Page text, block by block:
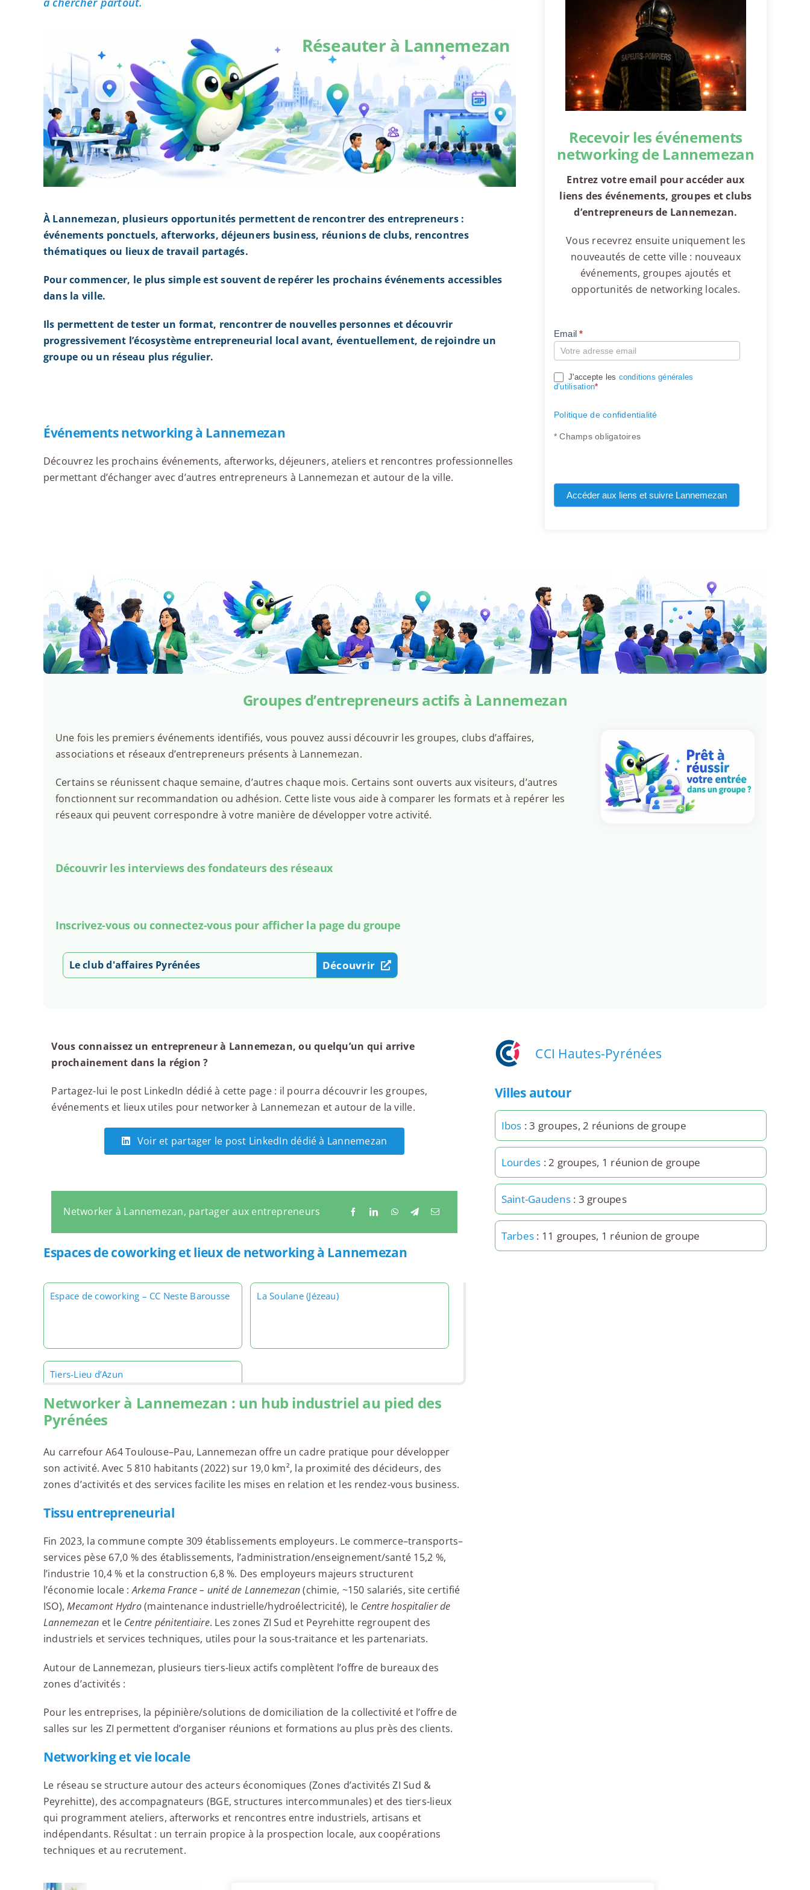
Réseauter à Lannemezan
À Lannemezan, plusieurs opportunités permettent de rencontrer des entrepreneurs :
événements ponctuels, afterworks, déjeuners business, réunions de clubs, rencontres
thématiques ou lieux de travail partagés.
Pour commencer, le plus simple est souvent de repérer les prochains événements accessibles
dans la ville.
Ils permettent de tester un format, rencontrer de nouvelles personnes et découvrir
progressivement l’écosystème entrepreneurial local avant, éventuellement, de rejoindre un
groupe ou un réseau plus régulier.
Événements networking à Lannemezan
Découvrez les prochains événements, afterworks, déjeuners, ateliers et rencontres professionnelles
permettant d’échanger avec d’autres entrepreneurs à Lannemezan et autour de la ville.
Recevoir les événements
networking de Lannemezan
Entrez votre email pour accéder aux
liens des événements, groupes et clubs
d’entrepreneurs de Lannemezan.
Vous recevrez ensuite uniquement les
nouveautés de cette ville : nouveaux
événements, groupes ajoutés et
opportunités de networking locales.
Compte
Email*
J'accepte les conditions générales
d’utilisation*
Politique de confidentialité
* Champs obligatoires
Accéder aux liens et suivre Lannemezan
Groupes d’entrepreneurs actifs à Lannemezan
Une fois les premiers événements identifiés, vous pouvez aussi découvrir les groupes, clubs d’affaires,
associations et réseaux d’entrepreneurs présents à Lannemezan.
Certains se réunissent chaque semaine, d’autres chaque mois. Certains sont ouverts aux visiteurs, d’autres
fonctionnent sur recommandation ou adhésion. Cette liste vous aide à comparer les formats et à repérer les
réseaux qui peuvent correspondre à votre manière de développer votre activité.
Découvrir les interviews des fondateurs des réseaux
Inscrivez-vous ou connectez-vous pour afficher la page du groupe
Le club d'affaires Pyrénées Découvrir
Vous connaissez un entrepreneur à Lannemezan, ou quelqu’un qui arrive
prochainement dans la région ?
Partagez-lui le post LinkedIn dédié à cette page : il pourra découvrir les groupes,
événements et lieux utiles pour networker à Lannemezan et autour de la ville.
Voir et partager le post LinkedIn dédié à Lannemezan
Networker à Lannemezan, partager aux entrepreneurs
Espaces de coworking et lieux de networking à Lannemezan
Espace de coworking – CC Neste Barousse La Soulane (Jézeau)
Tiers-Lieu d’Azun
Networker à Lannemezan : un hub industriel au pied des
Pyrénées
Au carrefour A64 Toulouse–Pau, Lannemezan offre un cadre pratique pour développer
son activité. Avec 5 810 habitants (2022) sur 19,0 km², la proximité des décideurs, des
zones d’activités et des services facilite les mises en relation et les rendez-vous business.
Tissu entrepreneurial
Fin 2023, la commune compte 309 établissements employeurs. Le commerce–transports–
services pèse 67,0 % des établissements, l’administration/enseignement/santé 15,2 %,
l’industrie 10,4 % et la construction 6,8 %. Des employeurs majeurs structurent
l’économie locale :Arkema France – unité de Lannemezan(chimie, ~150 salariés, site certifié
ISO),Mecamont Hydro(maintenance industrielle/hydroélectricité), le Centre hospitalier de
Lannemezan et le Centre pénitentiaire. Les zones ZI Sud et Peyrehitte regroupent des
industriels et services techniques, utiles pour la sous-traitance et les partenariats.
Autour de Lannemezan, plusieurs tiers-lieux actifs complètent l’offre de bureaux des
zones d’activités :
Pour les entreprises, la pépinière/solutions de domiciliation de la collectivité et l’offre de
salles sur les ZI permettent d’organiser réunions et formations au plus près des clients.
Networking et vie locale
Le réseau se structure autour des acteurs économiques (Zones d’activités ZI Sud &
Peyrehitte), des accompagnateurs (BGE, structures intercommunales) et des tiers-lieux
qui programment ateliers, afterworks et rencontres entre industriels, artisans et
indépendants. Résultat : un terrain propice à la prospection locale, aux coopérations
techniques et au recrutement.
CCI Hautes-Pyrénées
Villes autour
Ibos : 3 groupes, 2 réunions de groupe
Lourdes : 2 groupes, 1 réunion de groupe
Saint-Gaudens: 3 groupes
Tarbes : 11 groupes, 1 réunion de groupe